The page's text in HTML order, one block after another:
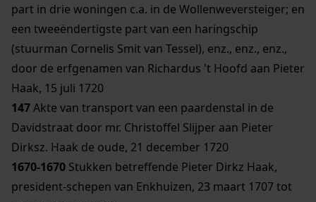
part in drie woningen c.a. in de Wollenweversteiger; en
een tweeëndertigste part van een haringschip
(stuurman Cornelis Smit van Tessel), enz., enz., enz.,
door de erfgenamen van Richardus 't Hoofd aan Pieter
Haak, 15 juli 1720
147Akte van transport van een paardenstal in de
Davidstraat door mr. Christoffel Slijper aan Pieter
Dirksz. Haak de oude, 21 december 1720
1670-1670 Stukken betreffende Pieter Dirkz Haak,
president-schepen van Enkhuizen, 23 maart 1707 tot